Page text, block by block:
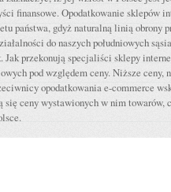
finansowe. Opodatkowanie sklepów
państwa, gdyż naturalną linią obrony
do naszych południowych
Jak przekonują specjaliści sklepy
pod względem ceny. Niższe
opodatkowania e-commerce
się ceny wystawionych w nim